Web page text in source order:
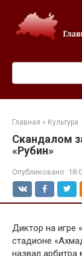
контенту
Главная » Культура
Скандалом
«Рубин»
Опубликовано:
Диктор на игре
стадионе
назвал